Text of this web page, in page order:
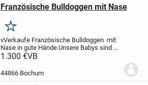
Französische Bulldoggen mit Nase
Merken
vVerkaufe Französische Bulldoggen mit
Nase in gute Hände.Unsere Babys sind an
26.06.26 geboren und ab Gabe
Deutscher Hausaufzucht .
1.300 €VB
44866 Bochum